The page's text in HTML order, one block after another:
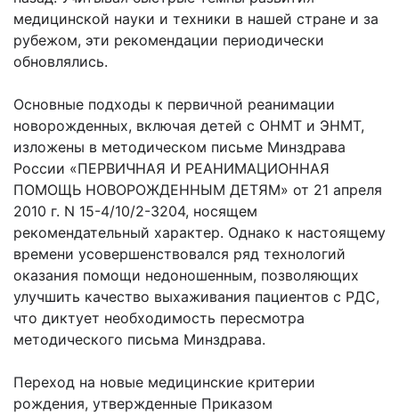
медицинской науки и техники в нашей стране и за
рубежом, эти рекомендации периодически
обновлялись.
Основные подходы к первичной реанимации
новорожденных, включая детей с ОНМТ и ЭНМТ,
изложены в методическом письме Минздрава
России «ПЕРВИЧНАЯ И РЕАНИМАЦИОННАЯ
ПОМОЩЬ НОВОРОЖДЕННЫМ ДЕТЯМ» от 21 апреля
2010 г. N 15-4/10/2-3204, носящем
рекомендательный характер. Однако к настоящему
времени усовершенствовался ряд технологий
оказания помощи недоношенным, позволяющих
улучшить качество выхаживания пациентов с РДС,
что диктует необходимость пересмотра
методического письма Минздрава.
Переход на новые медицинские критерии
рождения, утвержденные Приказом